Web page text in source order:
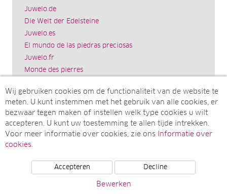
Juwelo.de
Die Welt der Edelsteine
Juwelo.es
El mundo de las piedras preciosas
Juwelo.fr
Monde des pierres
Il mondo delle gemme
World of Gemstones
Ädelstenarnas Värld
Juwelo.com
© Juwelo Deutschland GmbH (Een onderneming van de
Wij gebruiken cookies om de functionaliteit van de website te
meten. U kunt instemmen met het gebruik van alle cookies, er
bezwaar tegen maken of instellen welk type cookies u wilt
accepteren. U kunt uw toestemming te allen tijde intrekken.
Voor meer informatie over cookies, zie ons
Informatie over
cookies.
Accepteren Decline
Bewerken